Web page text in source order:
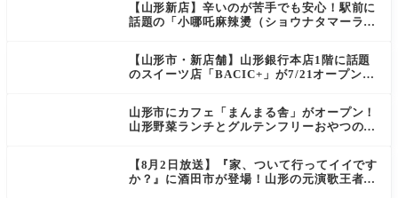
【山形新店】辛いのが苦手でも安心！駅前に
話題の「小哪吒麻辣燙（ショウナタマーラー
【山形市・新店舗】山形銀行本店1階に話題
のスイーツ店「BACIC+」が7/21オープン！
山形市にカフェ「まんまる舎」がオープン！
山形野菜ランチとグルテンフリーおやつの新
【8月2日放送】『家、ついて行ってイイです
か？』に酒田市が登場！山形の元演歌王者